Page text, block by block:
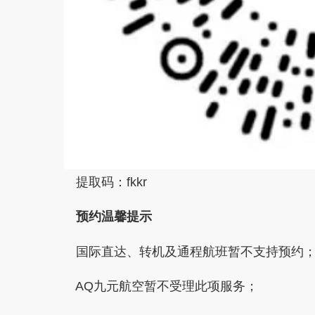
提取码：fkkr
预约温馨提示
国际直达、转机及通程航班暂不支持预约
AQ九元航空暂不受理此项服务；